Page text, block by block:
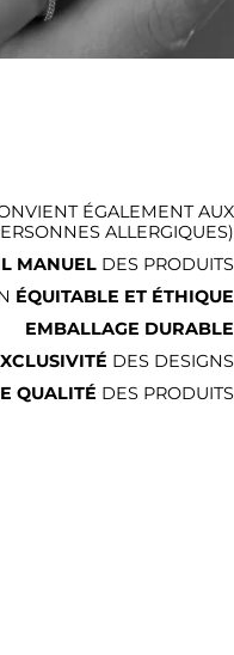
ÉGALEMENT AUX
ALLERGIQUES)
MANUEL DES PRODUITS
ÉQUITABLE ET ÉTHIQUE
EMBALLAGE DURABLE
DES DESIGNS
QUALITÉ DES PRODUITS